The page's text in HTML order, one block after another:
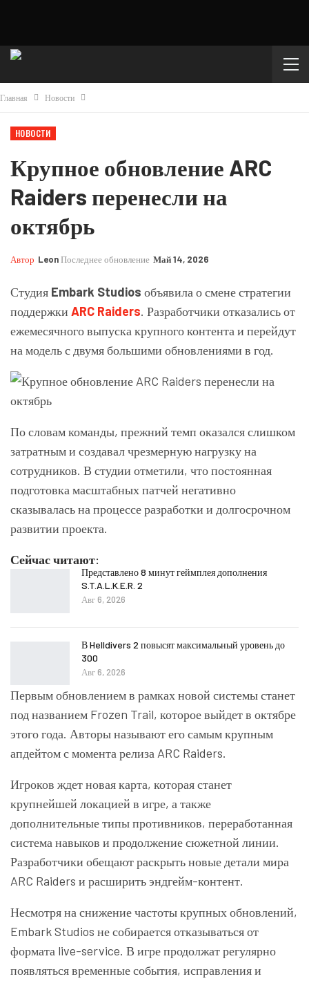
Главная Новости
НОВОСТИ
Крупное обновление ARC
Raiders перенесли на
октябрь
Автор LeonПоследнее обновление Май 14, 2026
Студия Embark Studios объявила о смене стратегии
поддержки ARC Raiders. Разработчики отказались от
ежемесячного выпуска крупного контента и перейдут
на модель с двумя большими обновлениями в год.
По словам команды, прежний темп оказался слишком
затратным и создавал чрезмерную нагрузку на
сотрудников. В студии отметили, что постоянная
подготовка масштабных патчей негативно
сказывалась на процессе разработки и долгосрочном
развитии проекта.
Сейчас читают:
Представлено 8 минут геймплея дополнения
S.T.A.L.K.E.R. 2
Авг 6, 2026
В Helldivers 2 повысят максимальный уровень до
300
Авг 6, 2026
Первым обновлением в рамках новой системы станет
под названием Frozen Trail, которое выйдет в октябре
этого года. Авторы называют его самым крупным
апдейтом с момента релиза ARC Raiders.
Игроков ждет новая карта, которая станет
крупнейшей локацией в игре, а также
дополнительные типы противников, переработанная
система навыков и продолжение сюжетной линии.
Разработчики обещают раскрыть новые детали мира
ARC Raiders и расширить эндгейм-контент.
Несмотря на снижение частоты крупных обновлений,
Embark Studios не собирается отказываться от
формата live-service. В игре продолжат регулярно
появляться временные события, исправления и